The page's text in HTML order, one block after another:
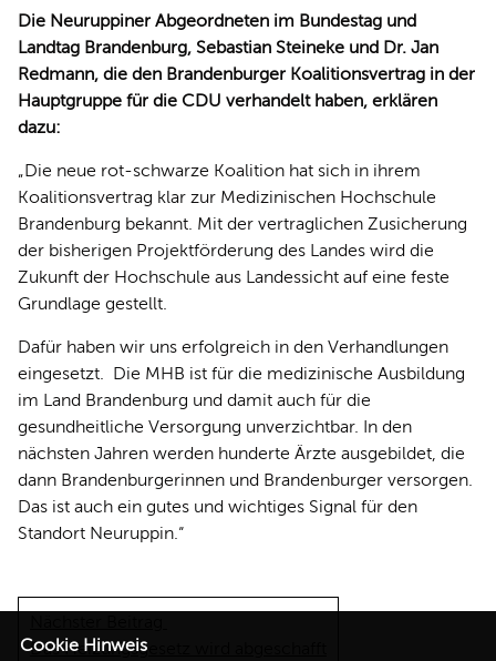
Die Neuruppiner Abgeordneten im Bundestag und
Landtag Brandenburg, Sebastian Steineke und Dr. Jan
Redmann, die den Brandenburger Koalitionsvertrag in der
Hauptgruppe für die CDU verhandelt haben, erklären
dazu:
Die neue rot-schwarze Koalition hat sich in ihrem
Koalitionsvertrag klar zur Medizinischen Hochschule
Brandenburg bekannt. Mit der vertraglichen Zusicherung
der bisherigen Projektförderung des Landes wird die
Zukunft der Hochschule aus Landessicht auf eine feste
Grundlage gestellt.
Dafür haben wir uns erfolgreich in den Verhandlungen
eingesetzt. Die MHB ist für die medizinische Ausbildung
im Land Brandenburg und damit auch für die
gesundheitliche Versorgung unverzichtbar. In den
nächsten Jahren werden hunderte Ärzte ausgebildet, die
dann Brandenburgerinnen und Brandenburger versorgen.
Das ist auch ein gutes und wichtiges Signal für den
Standort Neuruppin.“
Das Heizungsgesetz wird abgeschafft
Cookie Hinweis